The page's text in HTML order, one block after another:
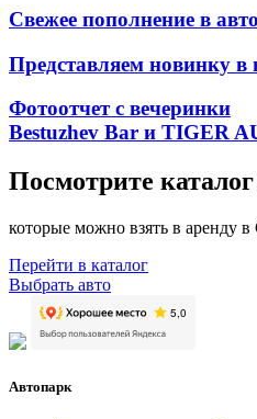
Свежее пополнение в
Представляем новинку
Фотоотчет с вечеринки
Bestuzhev Bar и TIGER
Посмотрите каталог
которые можно взять в аренду в
Перейти в каталог
Выбрать авто
Автопарк